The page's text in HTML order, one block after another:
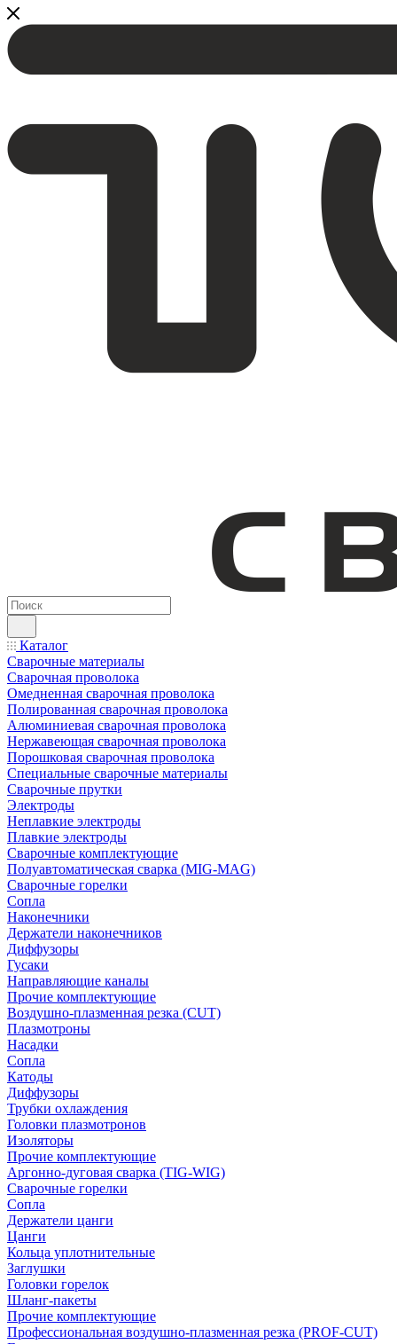
Каталог
Сварочные материалы
Сварочная проволока
Омедненная сварочная проволока
Полированная сварочная проволока
Алюминиевая сварочная проволока
Нержавеющая сварочная проволока
Порошковая сварочная проволока
Специальные сварочные материалы
Сварочные прутки
Электроды
Неплавкие электроды
Плавкие электроды
Сварочные комплектующие
Полуавтоматическая сварка (MIG-MAG)
Сварочные горелки
Сопла
Наконечники
Держатели наконечников
Диффузоры
Гусаки
Направляющие каналы
Прочие комплектующие
Воздушно-плазменная резка (CUT)
Плазмотроны
Насадки
Сопла
Катоды
Диффузоры
Трубки охлаждения
Головки плазмотронов
Изоляторы
Прочие комплектующие
Аргонно-дуговая сварка (TIG-WIG)
Сварочные горелки
Сопла
Держатели цанги
Цанги
Кольца уплотнительные
Заглушки
Головки горелок
Шланг-пакеты
Прочие комплектующие
Профессиональная воздушно-плазменная резка (PROF-CUT)